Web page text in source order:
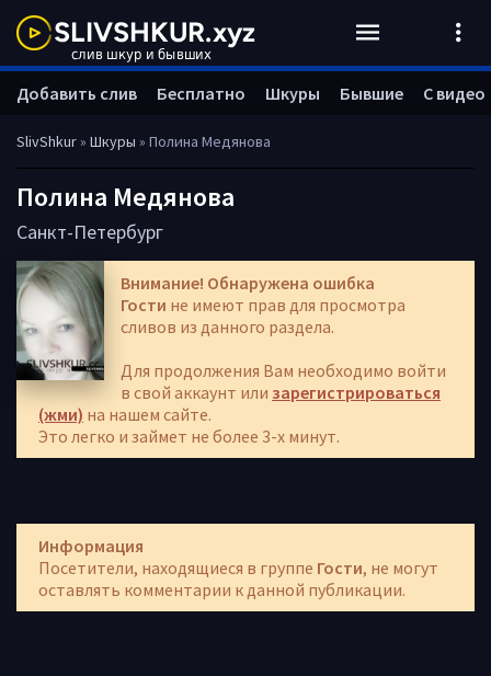
SlivShkur» Шкуры » Полина Медянова
Полина Медянова
Санкт-Петербург
Внимание! Обнаружена ошибка
Гости не имеют прав для просмотра
сливов из данного раздела.
Для продолжения Вам необходимо войти
в свой аккаунт или зарегистрироваться
(жми) на нашем сайте.
Это легко и займет не более 3-х минут.
Информация
Посетители, находящиеся в группе Гости, не могут
оставлять комментарии к данной публикации.
Добавить слив Бесплатно Шкуры Бывшие С видео